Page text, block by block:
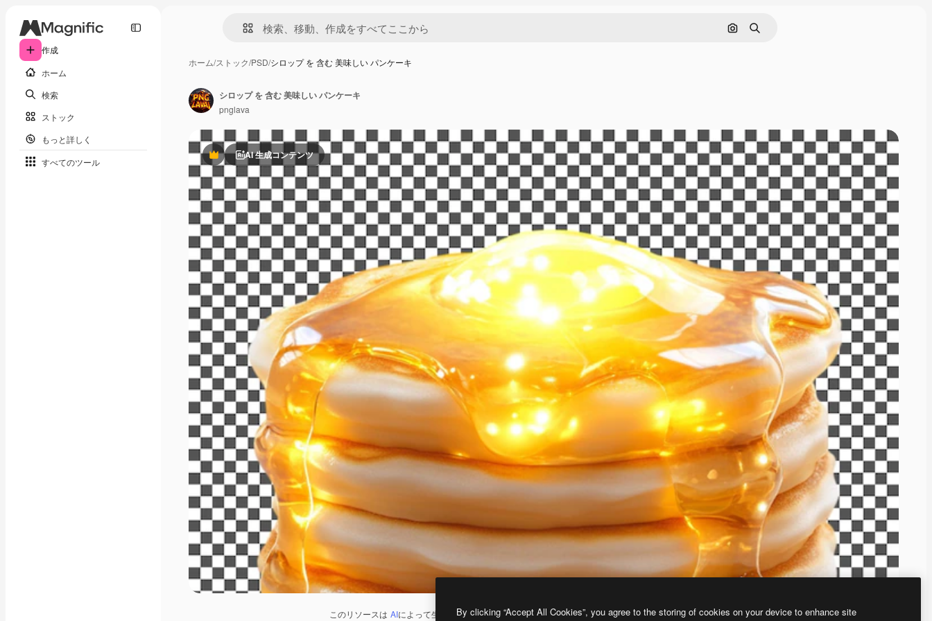
作成
ホーム
検索
ストック
もっと詳しく
すべてのツール
画像で検索
検索
ホーム/ストック/PSD/シロップ を 含む 美味しい パンケーキ
PremiumAI 生成コンテンツ
このリソースは AIによって生成されたものです。 AI画像生成ツールを使うと、あなた独自の画像を作成できます。
シロップ を 含む 美味しい パンケーキ
pnglava
By clicking “Accept All Cookies”, you agree to the storing of cookies on your device to enhance site